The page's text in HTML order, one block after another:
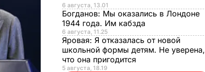
6 августа, 13.01
Богданов: Мы оказались в Лондоне
1944 года. Им кабзда
6 августа, 11.25
Яровая: Я отказалась от новой
школьной формы детям. Не уверена,
что она пригодится
5 августа, 18.19